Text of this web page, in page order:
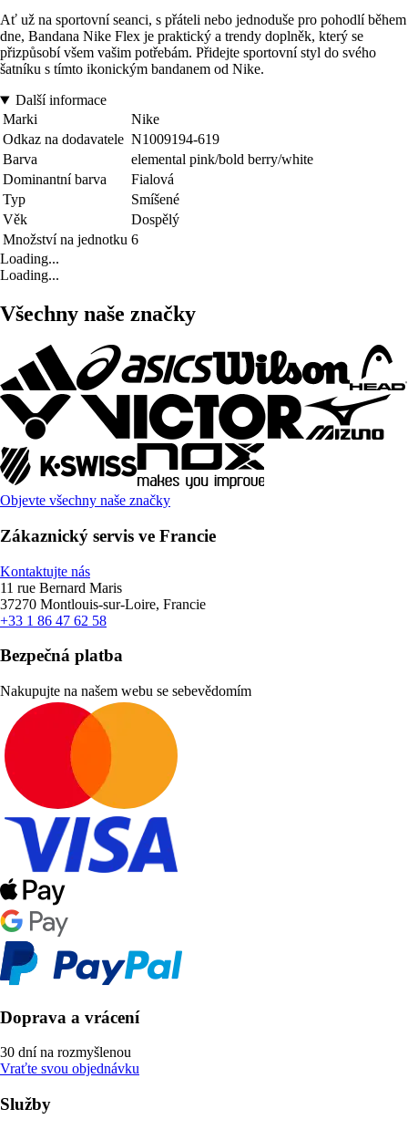
Ať už na sportovní seanci, s přáteli nebo jednoduše pro pohodlí během
dne, Bandana Nike Flex je praktický a trendy doplněk, který se
přizpůsobí všem vašim potřebám. Přidejte sportovní styl do svého
šatníku s tímto ikonickým bandanem od Nike.
Další informace
Marki
Nike
Odkaz na dodavatele N1009194-619
Barva
elemental pink/bold berry/white
Dominantní barva
Fialová
Typ
Smíšené
Věk
Dospělý
Množství na jednotku 6
Loading...
Loading...
Všechny naše značky
Objevte všechny naše značky
Zákaznický servis ve Francie
Kontaktujte nás
11 rue Bernard Maris
37270 Montlouis-sur-Loire, Francie
+33 1 86 47 62 58
Bezpečná platba
Nakupujte na našem webu se sebevědomím
Doprava a vrácení
30 dní na rozmyšlenou
Vraťte svou objednávku
Služby